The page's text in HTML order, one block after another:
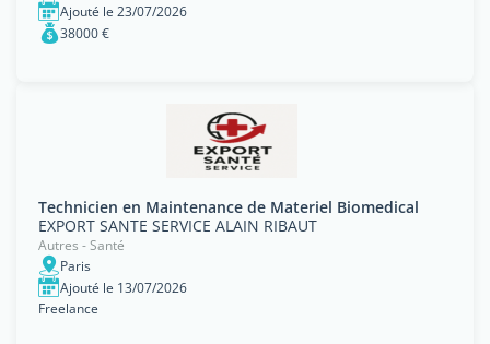
Ajouté le 23/07/2026
38000 €
Technicien en Maintenance de Materiel Biomedical
EXPORT SANTE SERVICE ALAIN RIBAUT
Autres - Santé
Paris
Ajouté le 13/07/2026
Freelance